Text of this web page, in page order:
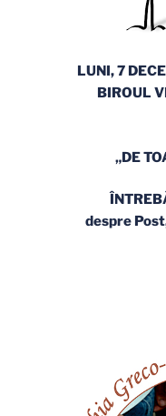
LUNI, 7
BIROUL
„DE
despre